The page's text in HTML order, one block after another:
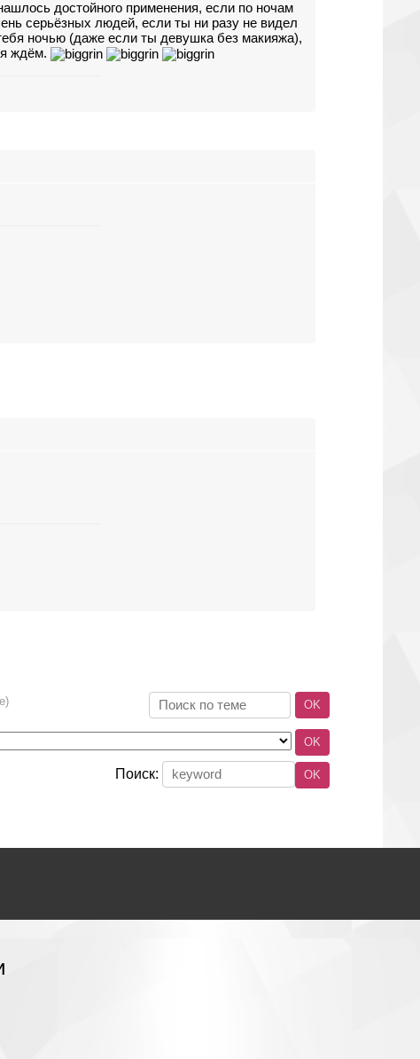
достойного применения, если по ночам
серьёзных людей, если ты ни разу не видел
ночью (даже если ты девушка без макияжа),
ждём.
Поиск: